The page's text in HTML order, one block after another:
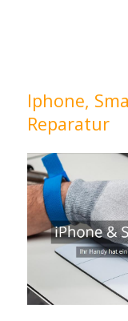
Iphone,
Reparatur